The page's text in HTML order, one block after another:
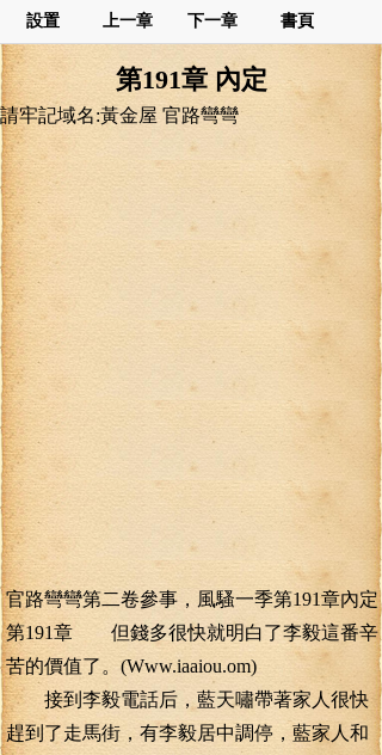
設置 上一章 下一章 書頁
第191章 內定
請牢記域名:黃金屋 官路彎彎
官路彎彎第二卷參事，風騷一季第191章內定
第191章 但錢多很快就明白了李毅這番辛
苦的價值了。(Www.iaaiou.om)
接到李毅電話后，藍天嘯帶著家人很快
趕到了走馬街，有李毅居中調停，藍家人和